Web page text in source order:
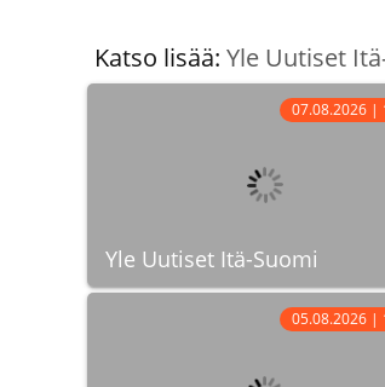
Katso lisää:Yle Uutiset
Yle Uutiset Itä-Suomi
07.08.2026 |
05.08.2026 |